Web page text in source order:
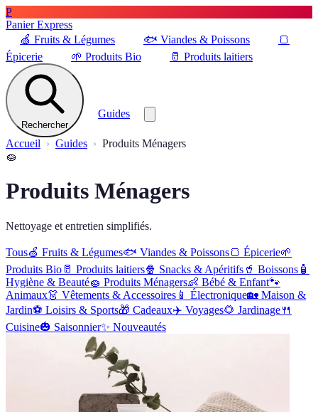
P
Panier Express
🍏 Fruits & Légumes 🐟 Viandes & Poissons
🍞
Épicerie
🌱 Produits Bio 🥛 Produits laitiers
Rechercher
Guides
Accueil Guides
Produits Ménagers
🧽
Produits Ménagers
Nettoyage et entretien simplifiés.
Tous🍏 Fruits & Légumes🐟 Viandes & Poissons🍞 Épicerie🌱
Produits Bio 🥛 Produits laitiers🍿 Snacks & Apéritifs 🥤 Boissons 🧴
Hygiène & Beauté🧽 Produits Ménagers👶 Bébé & Enfant🐾
Animaux👗 Vêtements & Accessoires 📱 Électronique🏡 Maison &
Jardin⚽ Loisirs & Sports🎁 Cadeaux✈️ Voyages🌻 Jardinage🍴
Cuisine🎃 Saisonnier✨ Nouveautés